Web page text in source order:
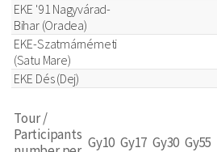
EKE '91 Nagyvárad-
Bihar (Oradea)
EKE-Szatmárnémeti
(Satu Mare)
EKE Dés (Dej)
Tour /
Participants Gy10 Gy17 Gy30 Gy55